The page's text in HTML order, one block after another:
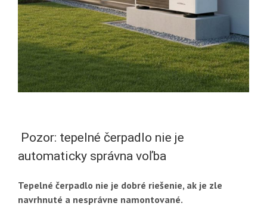
Pozor: tepelné čerpadlo nie je
automaticky správna voľba
Tepelné čerpadlo nie je dobré riešenie, ak je zle
navrhnuté a nesprávne namontované.